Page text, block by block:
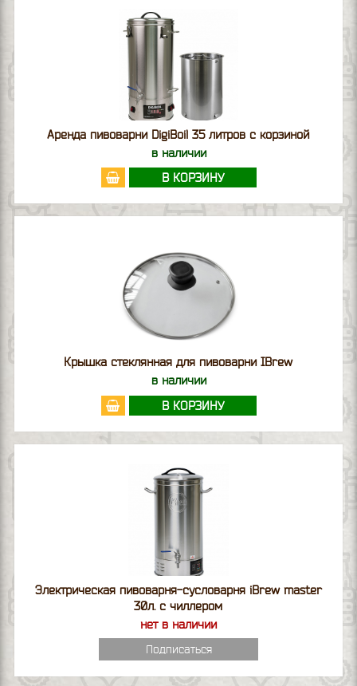
Аренда пивоварни DigiBoil 35 литров с корзиной
в наличии
В КОРЗИНУ
Крышка стеклянная для пивоварни IBrew
в наличии
В КОРЗИНУ
Электрическая пивоварня-сусловарня iBrew master
30л. с чиллером
нет в наличии
Подписаться